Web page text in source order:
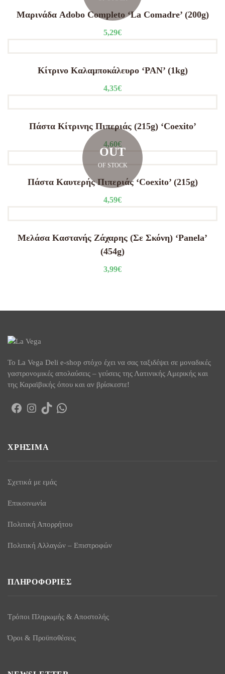
Μαρινάδα Adobo Completo ‘La Comadre’ (200g)
5,29€
Κίτρινο Καλαμποκάλευρο ‘PAN’ (1kg)
4,35€
Πάστα Κίτρινης Πιπεριάς (215g) ‘Coexito’
4,60€
OUT
OF STOCK
Πάστα Καυτερής Πιπεριάς ‘Coexito’ (215g)
4,59€
Μελάσα Καστανής Ζάχαρης (Σε Σκόνη) ‘Panela’
(454g)
3,99€
To La Vega Deli e-shop στόχο έχει να σας ταξιδέψει σε μοναδικές
γαστρονομικές απολαύσεις – γεύσεις της Λατινικής Αμερικής και
της Καραϊβικής όπου και αν βρίσκεστε!
Facebook
Instagram
TikTokWhatsApp
ΧΡΉΣΙΜΑ
Σχετικά με εμάς
Επικοινωνία
Πολιτική Απορρήτου
Πολιτική Αλλαγών – Επιστροφών
ΠΛΗΡΟΦΟΡΊΕΣ
Τρόποι Πληρωμής & Αποστολής
Όροι & Προϋποθέσεις